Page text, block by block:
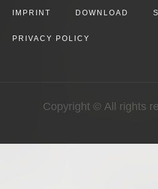
IMPRINT DOWNLOAD
PRIVACY POLICY
Copyright © All rights